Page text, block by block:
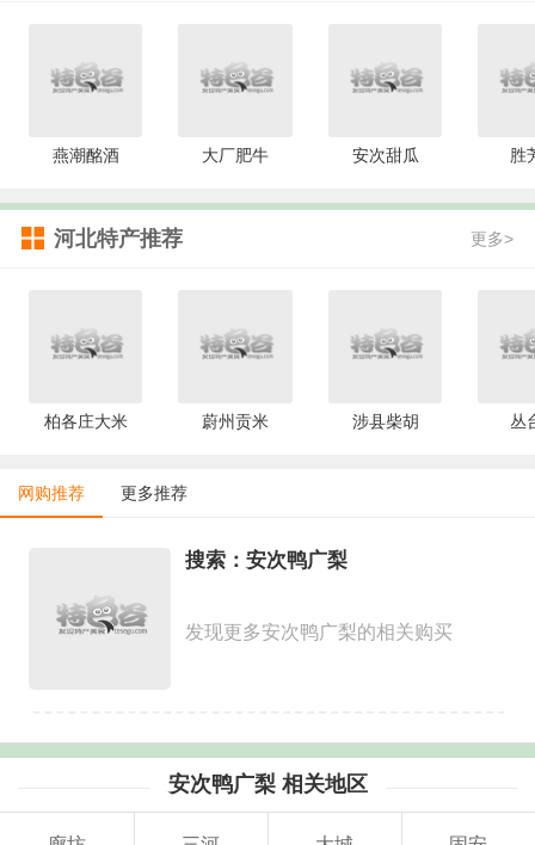
燕潮酩酒 大厂肥牛 安次甜瓜 胜
河北特产推荐 更多>
柏各庄大米 蔚州贡米 涉县柴胡 丛
网购推荐 更多推荐
搜索：安次鸭广梨
发现更多安次鸭广梨的相关购买
安次鸭广梨 相关地区